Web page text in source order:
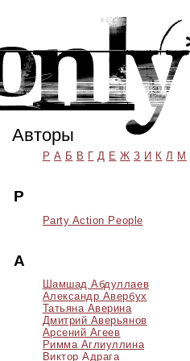
Авторы
P А Б В Г Д Е Ж З И К Л М
P
Party Action People
А
Шамшад Абдуллаев
Александр Авербух
Татьяна Аверина
Дмитрий Аверьянов
Арсений Агеев
Римма Аглиуллина
Виктор Адрага